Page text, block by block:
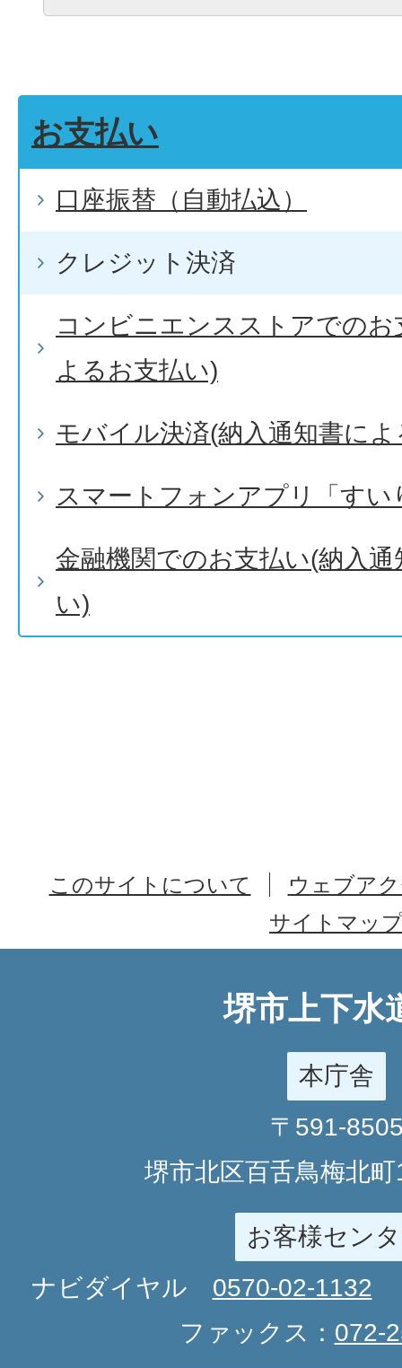
お支払い
口座振替（自動払込）
クレジット決済
コンビニエンスストアでの
よるお支払い)
モバイル決済(納入通知書に
スマートフォンアプリ「す
金融機関でのお支払い(納入
い)
このサイトについて
ウェブア
サイトマッ
堺市上下水
本庁舎
〒591-
堺市北区百舌鳥梅北
お客様セン
ナビダイヤル 0570-02-1132
ファックス： 072-